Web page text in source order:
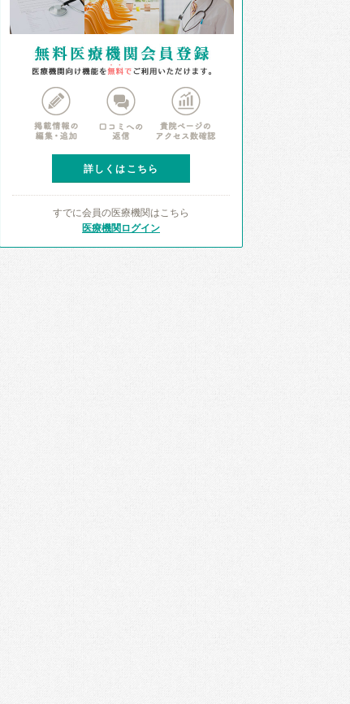
詳しくはこちら
すでに会員の医療機関はこちら
医療機関ログイン